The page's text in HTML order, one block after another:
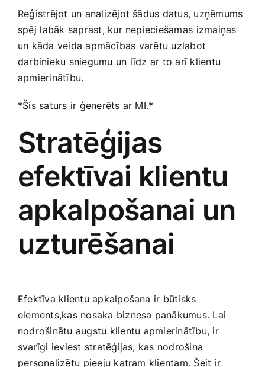
Reģistrējot un analizējot šādus datus, uzņēmums
spēj ⁣labāk saprast, kur nepieciešamas ⁣izmaiņas
un kāda veida apmācības varētu uzlabot
darbinieku sniegumu un ⁤līdz ar to arī klientu
apmierinātību.
*Šis saturs ir ģenerēts ar MI.*
Stratēģijas
efektīvai klientu
apkalpošanai un
uzturēšanai
Efektīva klientu apkalpošana ir‍ būtisks
elements,kas nosaka biznesa panākumus.‌ Lai
nodrošinātu augstu klientu⁤ apmierinātību, ir
svarīgi ieviest stratēģijas,‌ kas nodrošina
personalizētu ⁤pieeju katram klientam.​ Šeit ir